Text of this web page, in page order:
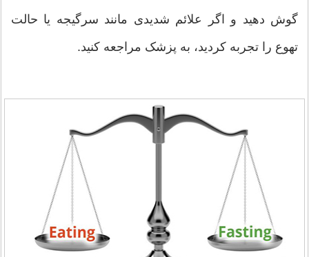
گوش دهید و اگر علائم شدیدی مانند سرگیجه یا حالت
تهوع را تجربه کردید، به پزشک مراجعه کنید.